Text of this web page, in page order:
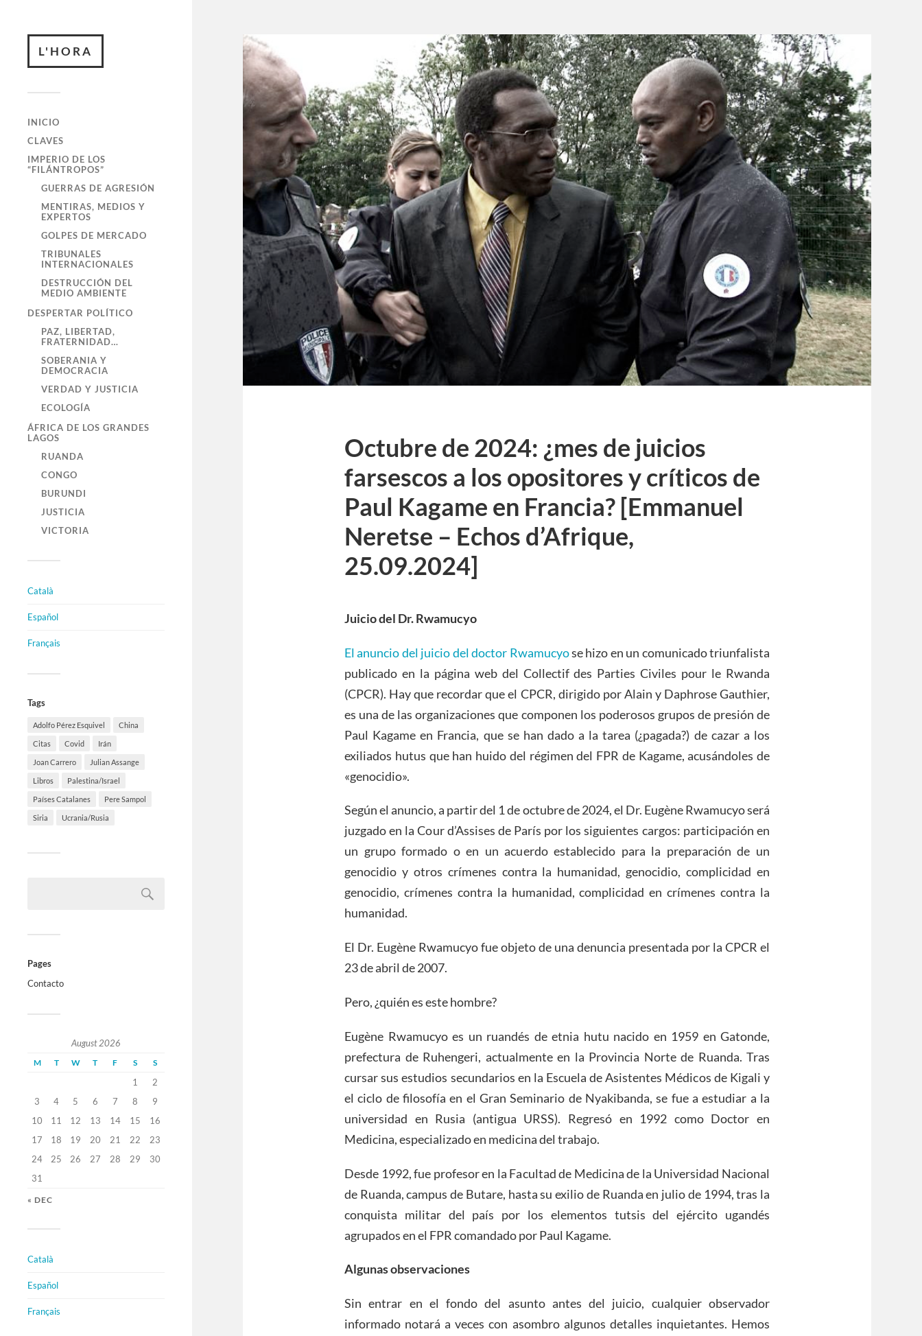
L'HORA
INICIO
CLAVES
IMPERIO DE LOS
“FILÁNTROPOS”
GUERRAS DE AGRESIÓN
MENTIRAS, MEDIOS Y
EXPERTOS
GOLPES DE MERCADO
TRIBUNALES
INTERNACIONALES
DESTRUCCIÓN DEL
MEDIO AMBIENTE
DESPERTAR POLÍTICO
PAZ, LIBERTAD,
FRATERNIDAD…
SOBERANIA Y
DEMOCRACIA
VERDAD Y JUSTICIA
ECOLOGÍA
ÁFRICA DE LOS GRANDES
LAGOS
RUANDA
CONGO
BURUNDI
JUSTICIA
VICTORIA
Català
Español
Français
Tags
Adolfo Pérez Esquivel China
Citas Covid Irán
Joan Carrero Julian Assange
Libros Palestina/Israel
Países Catalanes Pere Sampol
Siria Ucrania/Rusia
Pages
Contacto
August 2026
M T W T F S S
1
2
3
4 5 6 7 8
9
10
11 12 13 14 15
16
17
18 19 20 21 22
23
24
25 26 27 28 29
30
31
« DEC
Català
Español
Français
Octubre de 2024: ¿mes de juicios
farsescos a los opositores y críticos de
Paul Kagame en Francia? [Emmanuel
Neretse – Echos d’Afrique,
25.09.2024]
Juicio del Dr. Rwamucyo
El anuncio del juicio del doctor Rwamucyose hizo en un comunicado triunfalista
publicado en la página web del Collectif des Parties Civiles pour le Rwanda
(CPCR). Hay que recordar que el CPCR, dirigido por Alain y Daphrose Gauthier,
es una de las organizaciones que componen los poderosos grupos de presión de
Paul Kagame en Francia, que se han dado a la tarea (¿pagada?) de cazar a los
exiliados hutus que han huido del régimen del FPR de Kagame, acusándoles de
«genocidio».
Según el anuncio, a partir del 1 de octubre de 2024, el Dr. Eugène Rwamucyo será
juzgado en la Cour d’Assises de París por los siguientes cargos: participación en
un grupo formado o en un acuerdo establecido para la preparación de un
genocidio y otros crímenes contra la humanidad, genocidio, complicidad en
genocidio, crímenes contra la humanidad, complicidad en crímenes contra la
humanidad.
El Dr. Eugène Rwamucyo fue objeto de una denuncia presentada por la CPCR el
23 de abril de 2007.
Pero, ¿quién es este hombre?
Eugène Rwamucyo es un ruandés de etnia hutu nacido en 1959 en Gatonde,
prefectura de Ruhengeri, actualmente en la Provincia Norte de Ruanda. Tras
cursar sus estudios secundarios en la Escuela de Asistentes Médicos de Kigali y
el ciclo de filosofía en el Gran Seminario de Nyakibanda, se fue a estudiar a la
universidad en Rusia (antigua URSS). Regresó en 1992 como Doctor en
Medicina, especializado en medicina del trabajo.
Desde 1992, fue profesor en la Facultad de Medicina de la Universidad Nacional
de Ruanda, campus de Butare, hasta su exilio de Ruanda en julio de 1994, tras la
conquista militar del país por los elementos tutsis del ejército ugandés
agrupados en el FPR comandado por Paul Kagame.
Algunas observaciones
Sin entrar en el fondo del asunto antes del juicio, cualquier observador
informado notará a veces con asombro algunos detalles inquietantes. Hemos